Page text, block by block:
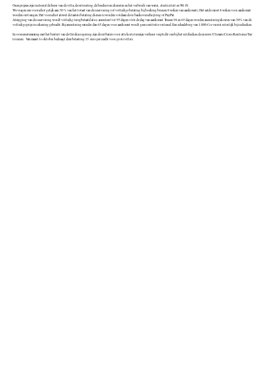
Onze prijzen zijn inclusief de huur van de villa, de uitrusting, de beschreven diensten en het verbruik van water, electriciteit en Wi-Fi.
We vragen een voorschot gelijk aan 30 % van het totaal van de reservering (of volledige betaling bij boeking binnen 8 weken van aankomst). Het saldo moet 8 weken voor aankomst
worden ontvangen. Het voorschot alswel de laatste betaling dienen te worden voldaan door bankoverschrijving of PayPal.
Afzegging van de reservering wordt volledig terugbetaald als u annuleert tot 95 dagen vóór de dag van aankomst. Tussen 94 en 65 dagen worden annuleringskosten van 30% van de
volledige prijs in rekening gebracht. Bij annulering minder dan 65 dagen voor aankomst wordt geen restitutie verleend. Een schadeborg van 1.000 € is vereist uiterlijk bij inchecken.
In overeenstemming met het besluit van de Griekse regering zijn de uitbaters voor alle korte termijn verhuur verplicht om bij het uitchecken de nieuwe 'Climate Crisis Resilience Tax'
te innen. Van maart to oktober bedraagt deze belasting 15 euro per nacht voor grote villa's.